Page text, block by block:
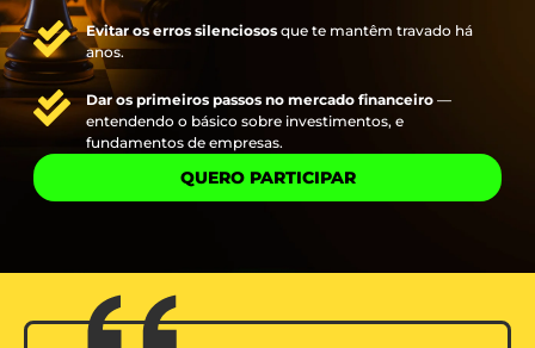
Evitar os erros silenciososque te mantêm travado há
anos.
Dar os primeiros passos no mercado financeiro—
entendendo o básico sobre investimentos, e
fundamentos de empresas.
QUERO PARTICIPAR